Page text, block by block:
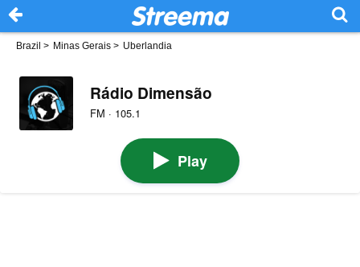
Brazil > Minas Gerais > Uberlandia
Rádio Dimensão
FM · 105.1
Play